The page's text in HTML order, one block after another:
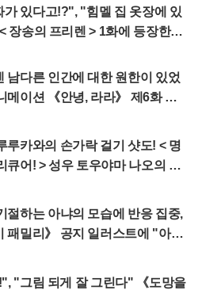
가 있다고!?", "힘멜 집 옷장에 있
장송의 프리렌 > 1화에 등장한
뿔' 공개에 팬들 경악
남다른 인간에 대한 원한이 있었
메이션 《안녕, 라라》 제6화 줄
개 컷 공개
루카와의 손가락 걸기 샷도! < 명
큐어! > 성우 토우야마 나오의 드
지 관람 보고에 "W 아르카나다"
절하는 아냐의 모습에 반응 집중,
패밀리》 공지 일러스트에 "아냐
다"
"그림 되게 잘 그린다" 《도망을